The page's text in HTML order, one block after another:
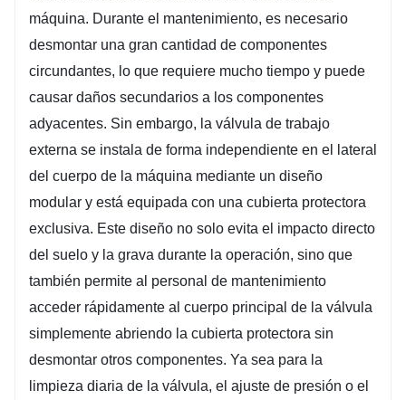
máquina. Durante el mantenimiento, es necesario
desmontar una gran cantidad de componentes
circundantes, lo que requiere mucho tiempo y puede
causar daños secundarios a los componentes
adyacentes. Sin embargo, la válvula de trabajo
externa se instala de forma independiente en el lateral
del cuerpo de la máquina mediante un diseño
modular y está equipada con una cubierta protectora
exclusiva. Este diseño no solo evita el impacto directo
del suelo y la grava durante la operación, sino que
también permite al personal de mantenimiento
acceder rápidamente al cuerpo principal de la válvula
simplemente abriendo la cubierta protectora sin
desmontar otros componentes. Ya sea para la
limpieza diaria de la válvula, el ajuste de presión o el